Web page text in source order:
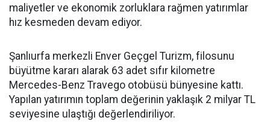
maliyetler ve ekonomik zorluklara rağmen yatırımlar
hız kesmeden devam ediyor.
Şanlıurfa merkezli Enver Geçgel Turizm, filosunu
büyütme kararı alarak 63 adet sıfır kilometre
Mercedes-Benz Travego otobüsü bünyesine kattı.
Yapılan yatırımın toplam değerinin yaklaşık 2 milyar TL
seviyesine ulaştığı değerlendiriliyor.